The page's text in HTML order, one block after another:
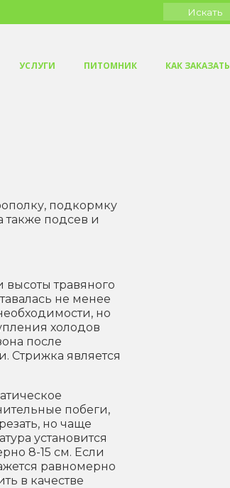
Искать:
УСЛУГИ ПИТОМНИК КАК ЗАКАЗАТЬ
подкормку
подсев и
травяного
не менее
но
холодов
после
является
побеги,
но чаще
установится
8-15 см. Если
равномерно
в качестве